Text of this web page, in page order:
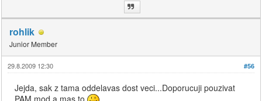
rohlik
Junior Member
#56
29.8.2009 12:30
Jejda, sak z tama oddelavas dost veci...Doporucuji pouzivat
PAM mod a mas to